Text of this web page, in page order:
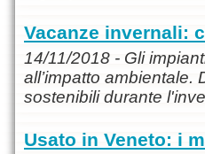
Vacanze invernali:
14/11/2018 - Gli
all’impatto
sostenibili durante
Usato in Veneto: i